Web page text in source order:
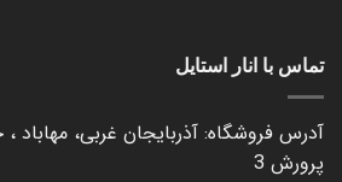
تماس با انار استایل
آدرس فروشگاه: آذربایجان غربی، مهاباد
پرورش 3